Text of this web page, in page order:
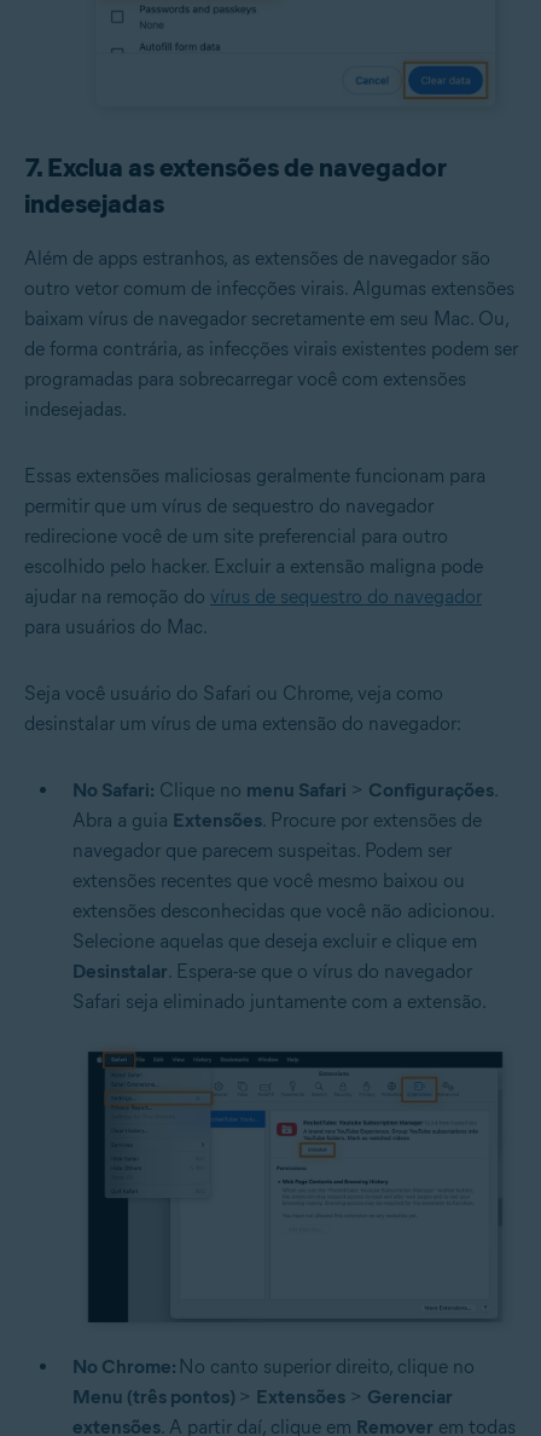
7. Exclua as extensões de navegador
indesejadas
Além de apps estranhos, as extensões de navegador são
outro vetor comum de infecções virais. Algumas extensões
baixam vírus de navegador secretamente em seu Mac. Ou,
de forma contrária, as infecções virais existentes podem ser
programadas para sobrecarregar você com extensões
indesejadas.
Essas extensões maliciosas geralmente funcionam para
permitir que um vírus de sequestro do navegador
redirecione você de um site preferencial para outro
escolhido pelo hacker. Excluir a extensão maligna pode
ajudar na remoção do vírus de sequestro do navegador
para usuários do Mac.
Seja você usuário do Safari ou Chrome, veja como
desinstalar um vírus de uma extensão do navegador:
No Safari: Clique no menu Safari > Configurações.
Abra a guia Extensões. Procure por extensões de
navegador que parecem suspeitas. Podem ser
extensões recentes que você mesmo baixou ou
extensões desconhecidas que você não adicionou.
Selecione aquelas que deseja excluir e clique em
Desinstalar. Espera-se que o vírus do navegador
Safari seja eliminado juntamente com a extensão.
No Chrome: No canto superior direito, clique no
Menu (três pontos) > Extensões > Gerenciar
extensões. A partir daí, clique em Remover em todas